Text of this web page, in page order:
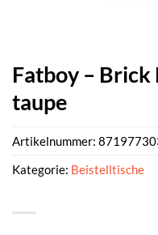
Fatboy –
taupe
Artikelnummer:
Kategorie: Beistelltische